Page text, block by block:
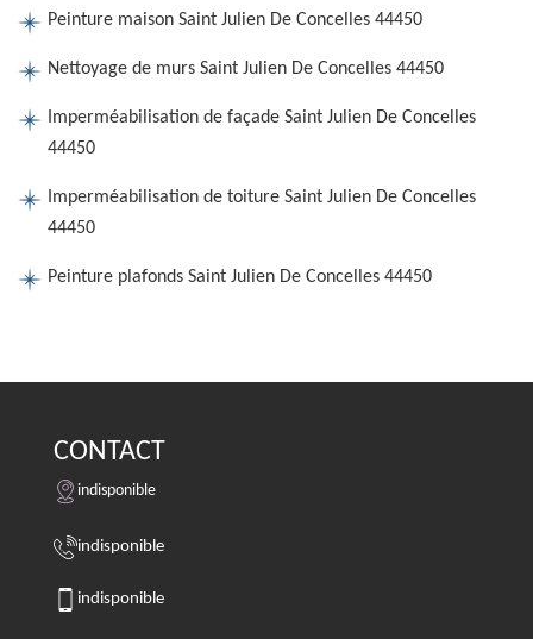
Peinture maison Saint Julien De Concelles 44450
Nettoyage de murs Saint Julien De Concelles 44450
Imperméabilisation de façade Saint Julien De Concelles
44450
Imperméabilisation de toiture Saint Julien De Concelles
44450
Peinture plafonds Saint Julien De Concelles 44450
CONTACT
indisponible
indisponible
indisponible